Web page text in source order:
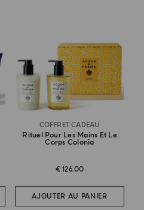
COFFRET CADEAU
Rituel Pour Les Mains Et Le
Corps Colonia
€ 126.00
AJOUTER AU PANIER